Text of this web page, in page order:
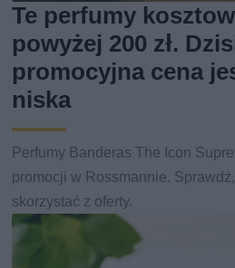
Te perfumy
powyżej 200 zł.
promocyjna cena
niska
Perfumy Banderas The Icon
promocji w Rossmannie.
skorzystać z oferty.